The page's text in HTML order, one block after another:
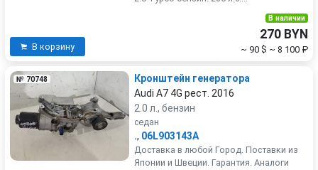
В корзину
В наличии
270 BYN
~ 90 $ ~ 8 100 ₽
№ 70748
Кронштейн генератора
Audi A7 4G рест. 2016
2.0 л., бензин
седан
., 06L903143A
Доставка в любой Город. Поставки из
Японии и Швеции. Гарантия. Аналоги